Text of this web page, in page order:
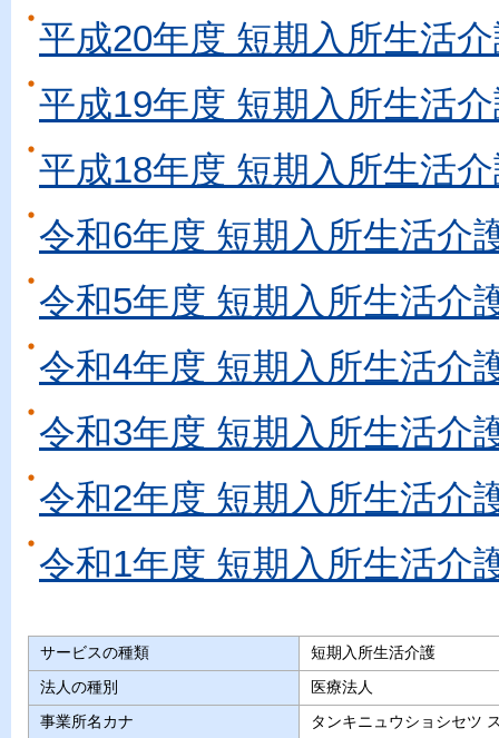
平成20年度 短期入所生活
平成19年度 短期入所生活
平成18年度 短期入所生活
令和6年度 短期入所生活介
令和5年度 短期入所生活介
令和4年度 短期入所生活介
令和3年度 短期入所生活介
令和2年度 短期入所生活介
令和1年度 短期入所生活介
サービスの種類 短期入所生活介護
法人の種別 医療法人
事業所名カナ タンキニュウショシセツ